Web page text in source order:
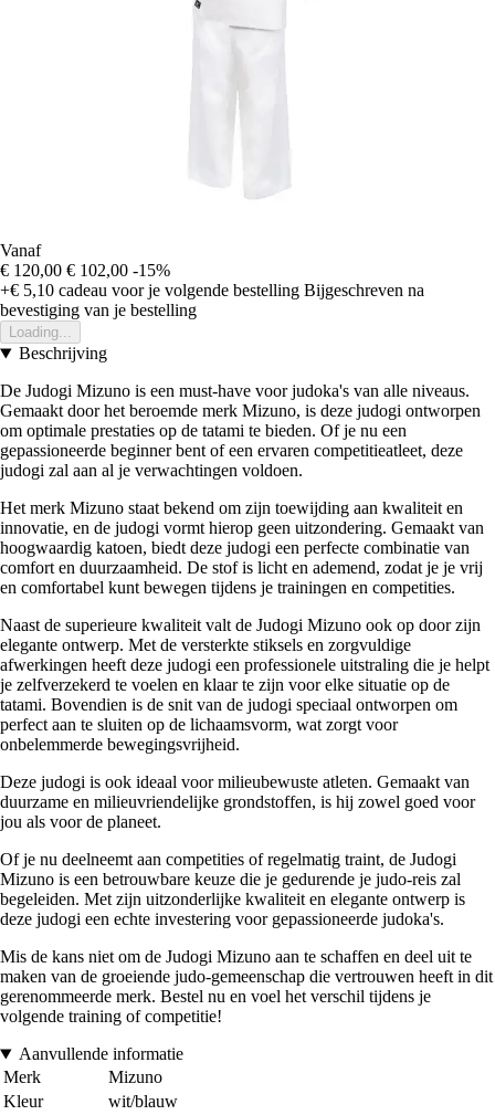
Vanaf
€ 120,00 € 102,00 -15%
+€ 5,10 cadeau voor je volgende bestelling Bijgeschreven na
bevestiging van je bestelling
Loading...
Beschrijving
De Judogi Mizuno is een must-have voor judoka's van alle niveaus.
Gemaakt door het beroemde merk Mizuno, is deze judogi ontworpen
om optimale prestaties op de tatami te bieden. Of je nu een
gepassioneerde beginner bent of een ervaren competitieatleet, deze
judogi zal aan al je verwachtingen voldoen.
Het merk Mizuno staat bekend om zijn toewijding aan kwaliteit en
innovatie, en de judogi vormt hierop geen uitzondering. Gemaakt van
hoogwaardig katoen, biedt deze judogi een perfecte combinatie van
comfort en duurzaamheid. De stof is licht en ademend, zodat je je vrij
en comfortabel kunt bewegen tijdens je trainingen en competities.
Naast de superieure kwaliteit valt de Judogi Mizuno ook op door zijn
elegante ontwerp. Met de versterkte stiksels en zorgvuldige
afwerkingen heeft deze judogi een professionele uitstraling die je helpt
je zelfverzekerd te voelen en klaar te zijn voor elke situatie op de
tatami. Bovendien is de snit van de judogi speciaal ontworpen om
perfect aan te sluiten op de lichaamsvorm, wat zorgt voor
onbelemmerde bewegingsvrijheid.
Deze judogi is ook ideaal voor milieubewuste atleten. Gemaakt van
duurzame en milieuvriendelijke grondstoffen, is hij zowel goed voor
jou als voor de planeet.
Of je nu deelneemt aan competities of regelmatig traint, de Judogi
Mizuno is een betrouwbare keuze die je gedurende je judo-reis zal
begeleiden. Met zijn uitzonderlijke kwaliteit en elegante ontwerp is
deze judogi een echte investering voor gepassioneerde judoka's.
Mis de kans niet om de Judogi Mizuno aan te schaffen en deel uit te
maken van de groeiende judo-gemeenschap die vertrouwen heeft in dit
gerenommeerde merk. Bestel nu en voel het verschil tijdens je
volgende training of competitie!
Aanvullende informatie
Merk
Mizuno
Kleur
wit/blauw